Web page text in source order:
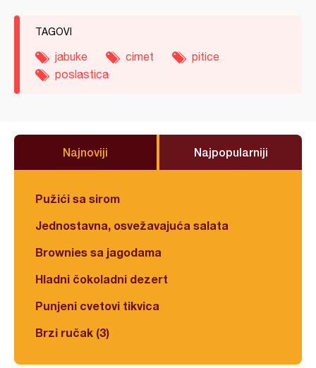
TAGOVI
jabuke cimet
pitice
poslastica
Najnoviji Najpopularniji
Pužići sa sirom
Jednostavna, osvežavajuća salata
Brownies sa jagodama
Hladni čokoladni dezert
Punjeni cvetovi tikvica
Brzi ručak (3)